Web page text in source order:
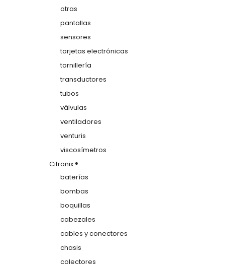
otras
pantallas
sensores
tarjetas electrónicas
tornillería
transductores
tubos
válvulas
ventiladores
venturis
viscosímetros
Citronix ®
baterías
bombas
boquillas
cabezales
cables y conectores
chasis
colectores